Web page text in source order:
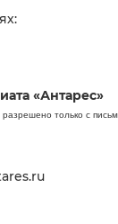
«Антарес»
только с